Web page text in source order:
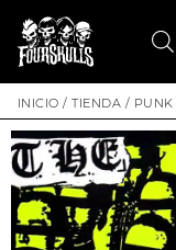
INICIO /TIENDA / PUNK